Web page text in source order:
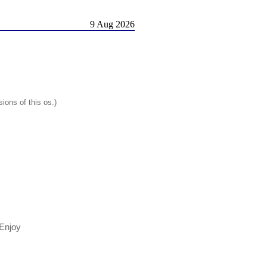
9 Aug 2026
of this os.)